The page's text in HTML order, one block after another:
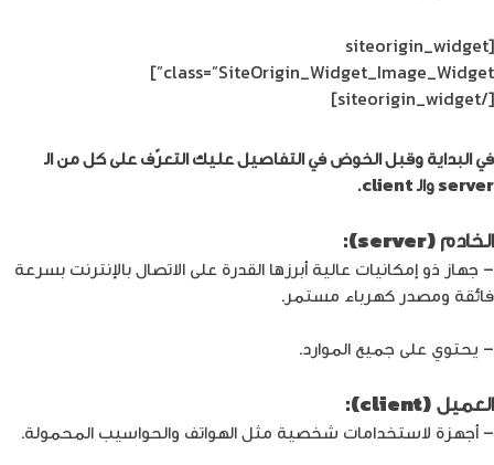
[siteorigin_widget
class=”SiteOrigin_Widget_Image_Widget”]
[/siteorigin_widget]
في البداية وقبل الخوض في التفاصيل عليك التعرّف على كل من الـ
server والـ client.
الخادم (server):
– جهاز ذو إمكانيات عالية أبرزها القدرة على الاتصال بالإنترنت بسرعة
فائقة ومصدر كهرباء مستمر.
– يحتوي على جميع الموارد.
العميل (client):
– أجهزة لاستخدامات شخصية مثل الهواتف والحواسيب المحمولة.